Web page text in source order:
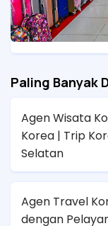
Paling Banyak
Agen Wisata
Korea | Trip
Selatan
Agen Travel
dengan